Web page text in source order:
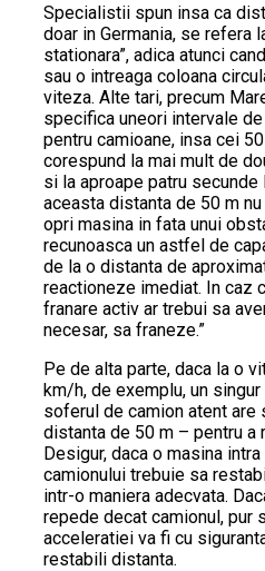
Specialistii spun insa ca
doar in Germania, se refera
stationara”, adica atunci
sau o intreaga coloana
viteza. Alte tari, precum
specifica uneori intervale
pentru camioane, insa cei
corespund la mai mult de
si la aproape patru
aceasta distanta de 50 m
opri masina in fata unui
recunoasca un astfel de
de la o distanta de
reactioneze imediat. In caz
franare activ ar trebui sa
necesar, sa franeze.”
Pe de alta parte, daca la o
km/h, de exemplu, un
soferul de camion atent
distanta de 50 m – pentru a
Desigur, daca o masina
camionului trebuie sa
intr-o maniera adecvata.
repede decat camionul, pur
acceleratiei va fi cu
restabili distanta.